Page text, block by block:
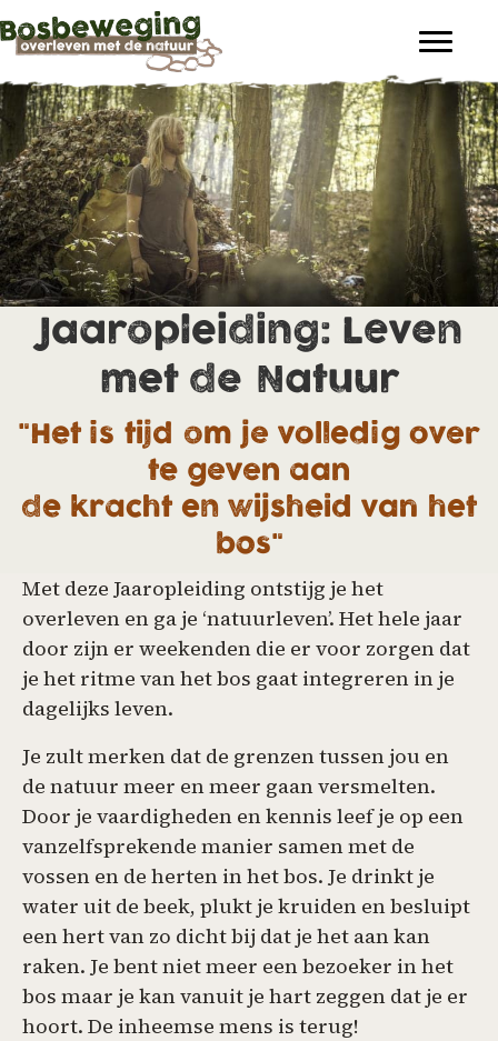
Jaaropleiding: Leven
met de Natuur
"Het is tijd om je volledig over
te geven aan
de kracht en wijsheid van het
bos"
Met deze Jaaropleiding ontstijg je het
overleven en ga je ‘natuurleven’. Het hele jaar
door zijn er weekenden die er voor zorgen dat
je het ritme van het bos gaat integreren in je
dagelijks leven.
Je zult merken dat de grenzen tussen jou en
de natuur meer en meer gaan versmelten.
Door je vaardigheden en kennis leef je op een
vanzelfsprekende manier samen met de
vossen en de herten in het bos. Je drinkt je
water uit de beek, plukt je kruiden en besluipt
een hert van zo dicht bij dat je het aan kan
raken. Je bent niet meer een bezoeker in het
bos maar je kan vanuit je hart zeggen dat je er
hoort. De inheemse mens is terug!